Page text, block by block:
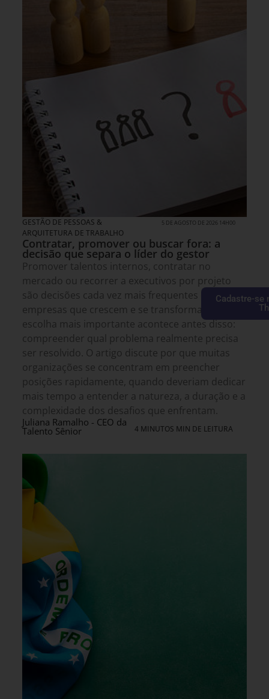
GESTÃO DE PESSOAS &
ARQUITETURA DE TRABALHO
5 DE AGOSTO DE 2026 14H00
Contratar, promover ou buscar fora: a
decisão que separa o líder do gestor
Promover talentos internos, contratar no
mercado ou recorrer a executivos por projeto
são decisões cada vez mais frequentes em
empresas que crescem e se transformam. Mas a
escolha mais importante acontece antes disso:
compreender qual problema realmente precisa
ser resolvido. O artigo discute por que muitas
organizações se concentram em preencher
posições rapidamente, quando deveriam dedicar
mais tempo a entender a natureza, a duração e a
complexidade dos desafios que enfrentam.
Juliana Ramalho - CEO da
Talento Sênior 4 MINUTOS MIN DE LEITURA
Cadastre-se